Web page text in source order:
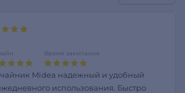
Время закипания
Midea надежный и удобный
использования. Быстро